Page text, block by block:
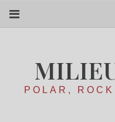
POLAR,